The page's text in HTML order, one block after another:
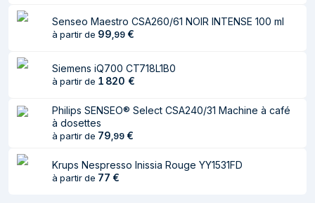
Type de cafetière Entièrement automatique
Pression maximum
Ergonomie
Couleur du produit
Type de
commande
Écran integré Non
Senseo Maestro CSA260/61 NOIR INTENSE 100 ml
à partir de 99 99 €
Siemens iQ700 CT718L1B0
à partir de 1 820 €
Philips SENSEO® Select CSA240/31 Machine à café
à dosettes
à partir de 79 99 €
Krups Nespresso Inissia Rouge YY1531FD
à partir de 77 €